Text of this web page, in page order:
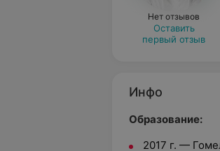
Нет отзывов
Оставить
первый отзыв
Инфо
Образование:
2017 г. —